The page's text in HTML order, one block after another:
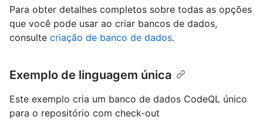
Para obter detalhes completos sobre todas as opções
que você pode usar ao criar bancos de dados,
consulte criação de banco de dados.
Exemplo de linguagem única
Este exemplo cria um banco de dados CodeQL único
para o repositório com check-out